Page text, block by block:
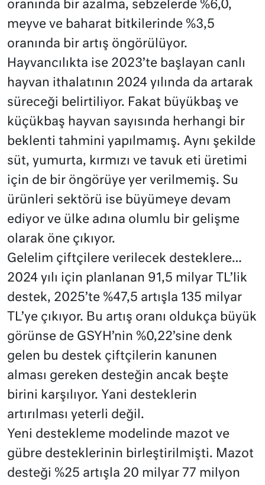
oranında bir azalma, sebzelerde %6,0,
meyve ve baharat bitkilerinde %3,5
oranında bir artış öngörülüyor.
Hayvancılıkta ise 2023’te başlayan canlı
hayvan ithalatının 2024 yılında da artarak
süreceği belirtiliyor. Fakat büyükbaş ve
küçükbaş hayvan sayısında herhangi bir
beklenti tahmini yapılmamış. Aynı şekilde
süt, yumurta, kırmızı ve tavuk eti üretimi
için de bir öngörüye yer verilmemiş. Su
ürünleri sektörü ise büyümeye devam
ediyor ve ülke adına olumlu bir gelişme
olarak öne çıkıyor.
Gelelim çiftçilere verilecek desteklere…
2024 yılı için planlanan 91,5 milyar TL’lik
destek, 2025’te %47,5 artışla 135 milyar
TL’ye çıkıyor. Bu artış oranı oldukça büyük
görünse de GSYH’nin %0,22’sine denk
gelen bu destek çiftçilerin kanunen
alması gereken desteğin ancak beşte
birini karşılıyor. Yani desteklerin
artırılması yeterli değil.
Yeni destekleme modelinde mazot ve
gübre desteklerinin birleştirilmişti. Mazot
desteği %25 artışla 20 milyar 77 milyon